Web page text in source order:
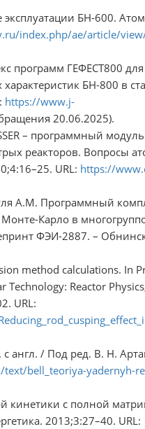
БН-600.
index.php/ae/article/
программ ГЕФЕСТ800
БН-800 в
https://www.j-
20.06.2025).
– программный модуль
реакторов. Вопросы
URL: https://
А.М. Программный
Карло в
ФЭИ-2887. –
method calculations. In
Reactor
URL:
с англ. / Под ред. В. Н.
bell_teoriya-yadernyh-
кинетики с полной
2013;3:27–40. URL: